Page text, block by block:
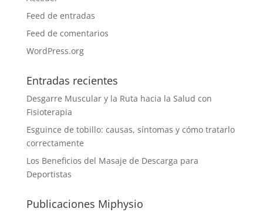
Feed de entradas
Feed de comentarios
WordPress.org
Entradas recientes
Desgarre Muscular y la Ruta hacia la Salud con
Fisioterapia
Esguince de tobillo: causas, síntomas y cómo tratarlo
correctamente
Los Beneficios del Masaje de Descarga para
Deportistas
Publicaciones Miphysio